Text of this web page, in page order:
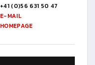
+41 (0)56 631 50 47
E-MAIL
HOMEPAGE